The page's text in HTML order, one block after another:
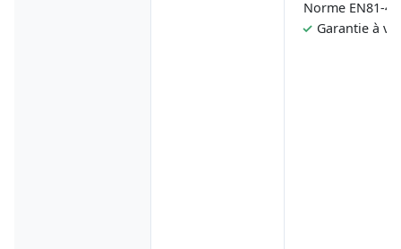
Norme EN81-40
✓ Garantie à vie